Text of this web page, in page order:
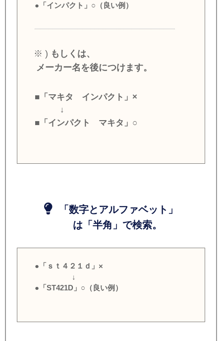
●「インパクト」○（良い例）
※ ) もしくは、
メーカー名を後につけます。
■「マキタ インパクト」×
↓
■「インパクト マキタ」○
「数字とアルファベット」
は「半角」で検索。
●「ｓｔ４２１ｄ」×
↓
●「ST421D」○（良い例）